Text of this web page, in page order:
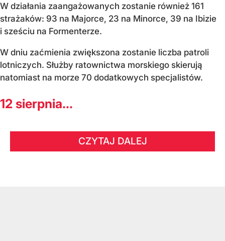
W działania zaangażowanych zostanie również 161
strażaków: 93 na Majorce, 23 na Minorce, 39 na Ibizie
i sześciu na Formenterze.
W dniu zaćmienia zwiększona zostanie liczba patroli
lotniczych. Służby ratownictwa morskiego skierują
natomiast na morze 70 dodatkowych specjalistów.
12 sierpnia...
CZYTAJ DALEJ